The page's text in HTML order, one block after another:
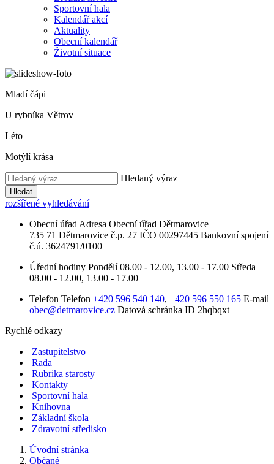
Sportovní hala
Kalendář akcí
Aktuality
Obecní kalendář
Životní situace
Mladí čápi
U rybníka Větrov
Léto
Motýlí krása
Hledaný výraz
Hledat
rozšířené vyhledávání
Obecní úřad Adresa Obecní úřad Dětmarovice
735 71 Dětmarovice č.p. 27 IČO 00297445 Bankovní spojení
č.ú. 3624791/0100
Úřední hodiny Pondělí 08.00 - 12.00, 13.00 - 17.00 Středa
08.00 - 12.00, 13.00 - 17.00
Telefon Telefon +420 596 540 140, +420 596 550 165 E-mail
obec@detmarovice.cz Datová schránka ID 2hqbqxt
Rychlé odkazy
Zastupitelstvo
Rada
Rubrika starosty
Kontakty
Sportovní hala
Knihovna
Základní škola
Zdravotní středisko
Úvodní stránka
Občané